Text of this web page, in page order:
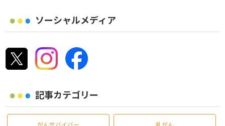
ソーシャルメディア
記事カテゴリー
がんサバイバー 乳がん